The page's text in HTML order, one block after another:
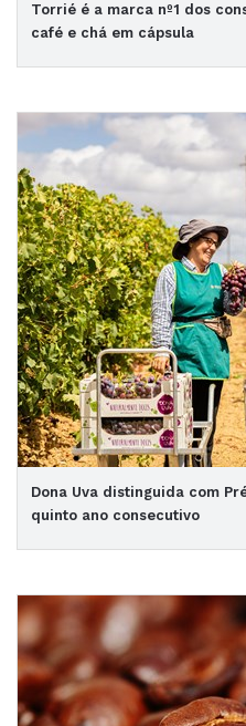
Torrié é a marca nº1 dos
café e chá em cápsula
Dona Uva distinguida com
quinto ano consecutivo